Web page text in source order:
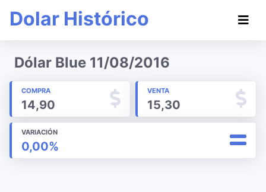
Dolar Histórico
Dólar Blue 11/08/2016
COMPRA
14,90
VENTA
15,30
VARIACIÓN
0,00%